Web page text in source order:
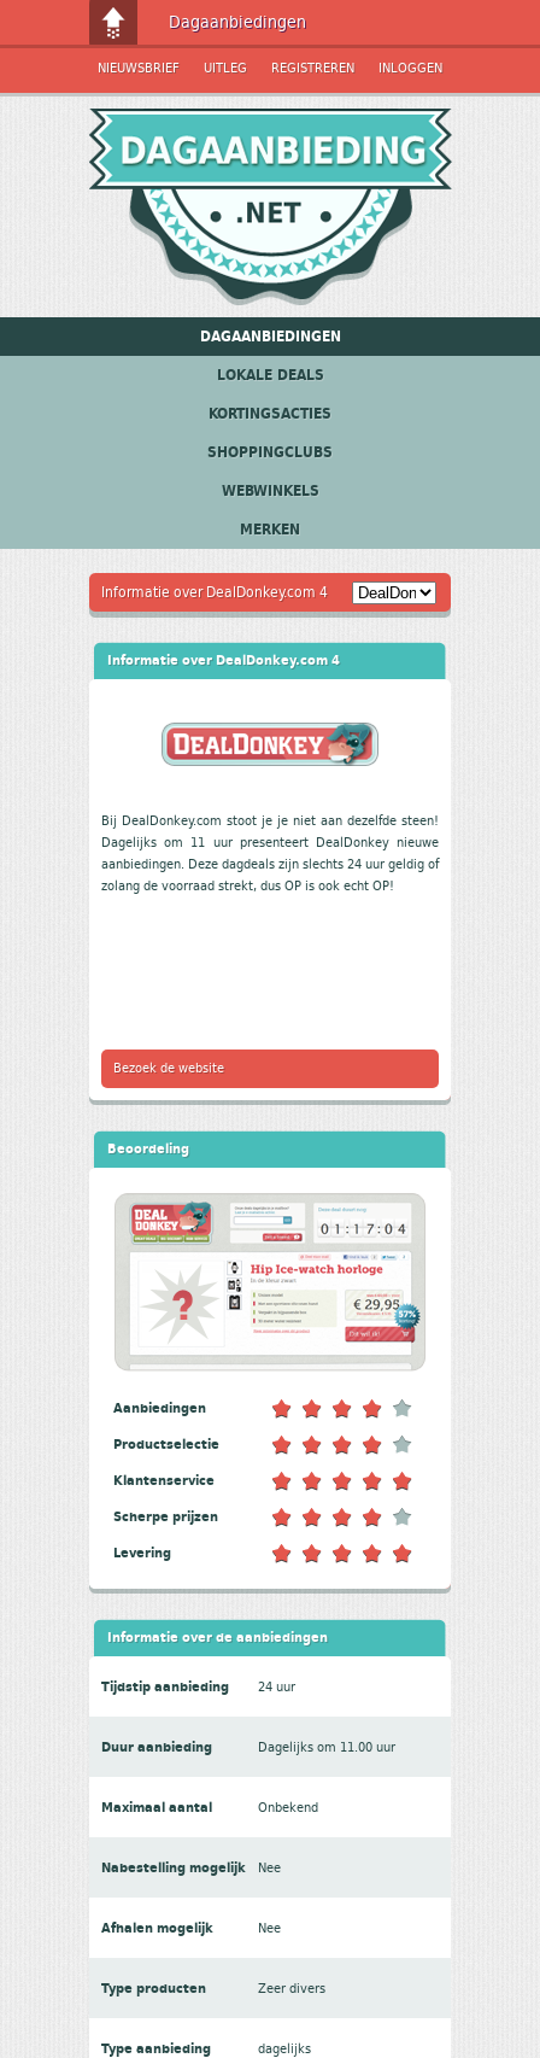
Dagaanbiedingen
NIEUWSBRIEF UITLEG REGISTREREN INLOGGEN
DAGAANBIEDINGEN
LOKALE DEALS
KORTINGSACTIES
SHOPPINGCLUBS
WEBWINKELS
MERKEN
Informatie over DealDonkey.com 4
Informatie over DealDonkey.com 4
Bij DealDonkey.com stoot je je niet aan dezelfde steen!
Dagelijks om 11 uur presenteert DealDonkey nieuwe
aanbiedingen. Deze dagdeals zijn slechts 24 uur geldig of
zolang de voorraad strekt, dus OP is ook echt OP!
Bezoek de website
Beoordeling
Aanbiedingen
Productselectie
Klantenservice
Scherpe prijzen
Levering
Informatie over de aanbiedingen
Tijdstip aanbieding 24 uur
Duur aanbieding Dagelijks om 11.00 uur
Maximaal aantal Onbekend
Nabestelling mogelijk Nee
Afhalen mogelijk Nee
Type producten Zeer divers
Type aanbieding dagelijks